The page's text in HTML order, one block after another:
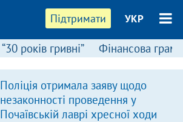
Підтримати УКР
“30 років гривні” Фінансова
Поліція отримала заяву щодо
незаконності проведення у
Почаївській лаврі хресної ходи